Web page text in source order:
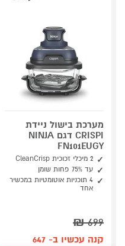
מערכת בישול ניידת
CRISPI דגם NINJA
FN101EUGY
2 מיכלי זכוכית CleanCrisp
עד 75% פחות שומן
4 תוכניות אוטומטיות במכשיר
אחד
699
₪
קנה עכשיו ב- 647